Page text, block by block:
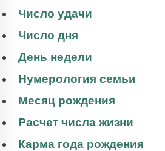
Число удачи
Число дня
День недели
Нумерология семьи
Месяц рождения
Расчет числа жизни
Карма года рождения